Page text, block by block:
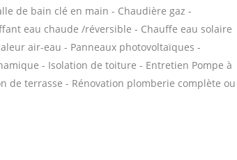
de bain clé en main - Chaudière gaz -
eau chaude /réversible - Chauffe eau solaire
air-eau - Panneaux photovoltaïques -
- Isolation de toiture - Entretien Pompe à
de terrasse - Rénovation plomberie complète ou